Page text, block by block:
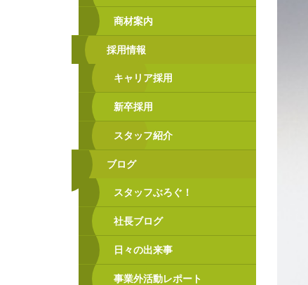
商材案内
採用情報
キャリア採用
新卒採用
スタッフ紹介
ブログ
スタッフぶろぐ！
社長ブログ
日々の出来事
事業外活動レポート